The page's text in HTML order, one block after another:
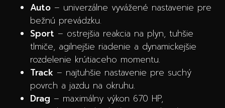
Auto – univerzálne vyvážené nastavenie pre
bežnú prevádzku.
Sport – ostrejšia reakcia na plyn, tuhšie
tlmiče, agilnejšie riadenie a dynamickejšie
rozdelenie krútiaceho momentu.
Track – najtuhšie nastavenie pre suchý
povrch a jazdu na okruhu.
Drag – maximálny výkon 670 HP,